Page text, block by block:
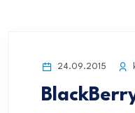
24.09.2015